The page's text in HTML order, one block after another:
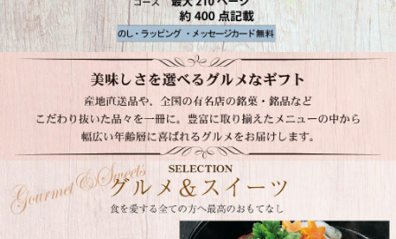
美味しさを選べるグルメギフト。産地直送品や全国の有名店の銘菓・銘品など、